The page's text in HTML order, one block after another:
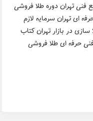
تهران دوره طلا فروشی
ای تهران سرمایه لازم
در بازار تهران کتاب
حرفه ای طلا فروشی